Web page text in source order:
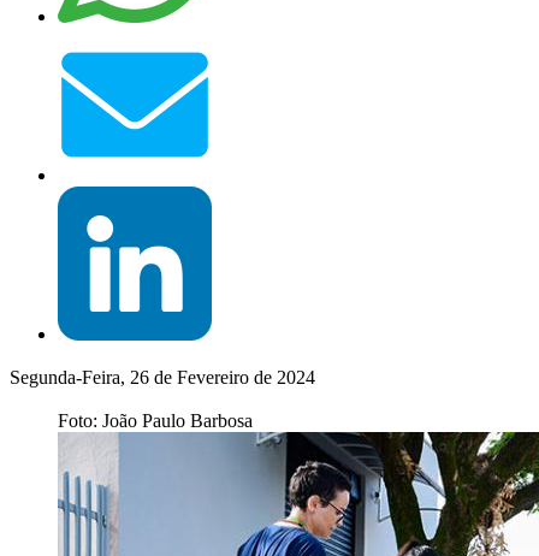
Segunda-Feira, 26 de Fevereiro de 2024
Foto: João Paulo Barbosa